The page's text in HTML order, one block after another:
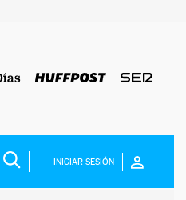
INICIAR SESIÓN